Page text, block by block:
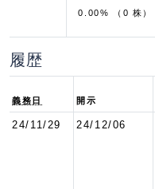
0.00% （0 株）
履歴
義務日 開示
24/11/29 24/12/06